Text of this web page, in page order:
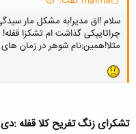
ض
و
ع
سلام !اق مدیر!به مشکل مار
چراتایپکی گذاشت ام تشکزا قفله!
مثلا!همین:نام شوهر در زمان
تشکرای زنگ تفریح کلا قفله :دی